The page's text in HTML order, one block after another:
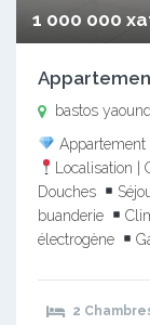
1 000 000
bastos
Localisation
Douches
buanderie
électrogène
2